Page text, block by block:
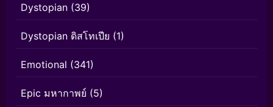
Dystopian (39)
Dystopian ดิสโทเปีย (1)
Emotional (341)
Epic มหากาพย์ (5)